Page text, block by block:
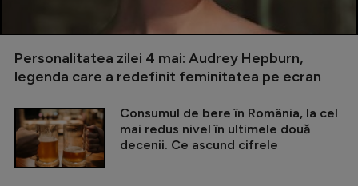
Personalitatea zilei 4 mai: Audrey Hepburn,
legenda care a redefinit feminitatea pe ecran
Consumul de bere în România, la cel
mai redus nivel în ultimele două
decenii. Ce ascund cifrele